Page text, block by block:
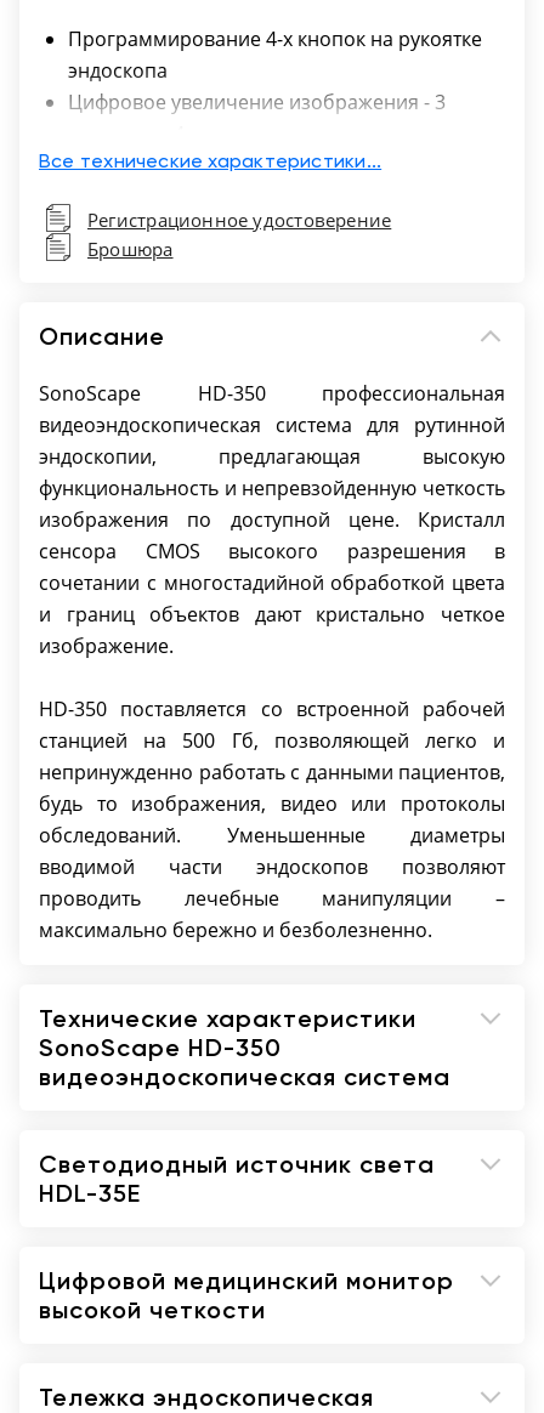
Программирование 4-х кнопок на рукоятке
эндоскопа
Цифровое увеличение изображения - 3
Режим полноэкранного изображения
изображения - Edge, Structure A, Structure B
Режим автоматической регулировки яркости
Ave, Peak+Ave
Ручная настройка цветности изображения
Ручная настройка цветовой насыщенности
изображения – 3 уровня
Сохранение до 10 комбинаций настроек
параметров исследования для
использования в различных областях и
условиях различными специалистами
Режим стоп-кадра, запускаемый с рукоятки
Автоматический баланс белого
Интегрированная цифровая рабочая
станция:
Встроенный жесткий диск 500 Гб для
хранения изображений, видео, отчетов,
данных пациентов
USB порты для подключения внешних
накопителей и принтеров
Ввод и сохранение данных о пациентах,
поиск сохраненных данных
Сохранение изображений/видео на жесткий
Все технические характеристики...
Регистрационное удостоверение
Брошюра
Описание
SonoScape HD-350 профессиональная
видеоэндоскопическая система для рутинной
эндоскопии, предлагающая высокую
функциональность и непревзойденную четкость
изображения по доступной цене. Кристалл
сенсора CMOS высокого разрешения в
сочетании с многостадийной обработкой цвета
и границ объектов дают кристально четкое
изображение.
HD-350 поставляется со встроенной рабочей
станцией на 500 Гб, позволяющей легко и
непринужденно работать с данными пациентов,
будь то изображения, видео или протоколы
обследований. Уменьшенные диаметры
вводимой части эндоскопов позволяют
проводить лечебные манипуляции –
максимально бережно и безболезненно.
Технические характеристики
SonoScape HD-350
видеоэндоскопическая система
Светодиодный источник света
HDL-35E
Цифровой медицинский монитор
высокой четкости
Тележка эндоскопическая